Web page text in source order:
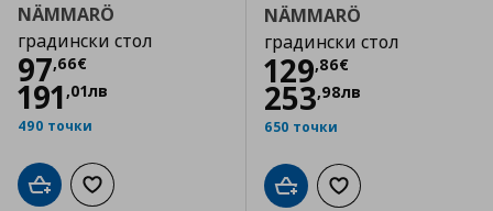
NÄMMARÖ
градински стол
97,66€
Цена
191 ,01лв
490 точки
Добави в кошницата
Добави към списъка с любими
NÄMMARÖ
градински стол
129,86€
Цена
253,98лв
650 точки
Добави в кошницата
Добави към